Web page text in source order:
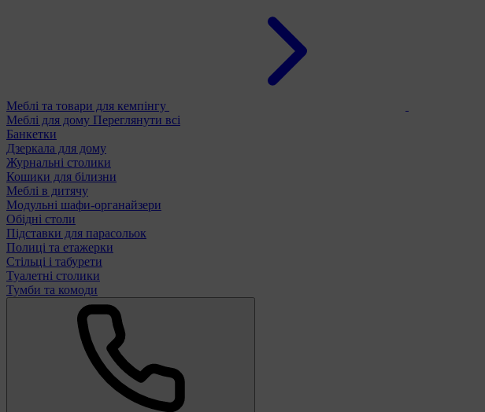
Меблі та товари для кемпінгу
Меблі для дому Переглянути всі
Банкетки
Дзеркала для дому
Журнальні столики
Кошики для білизни
Меблі в дитячу
Модульні шафи-органайзери
Обідні столи
Підставки для парасольок
Полиці та етажерки
Стільці і табурети
Туалетні столики
Тумби та комоди